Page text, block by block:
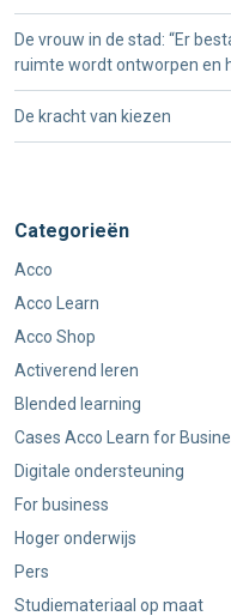
De vrouw in de stad: “Er
ruimte wordt ontworpen en
De kracht van kiezen
Categorieën
Acco
Acco Learn
Acco Shop
Activerend leren
Blended learning
Cases Acco Learn for
Digitale ondersteuning
For business
Hoger onderwijs
Pers
Studiemateriaal op maat